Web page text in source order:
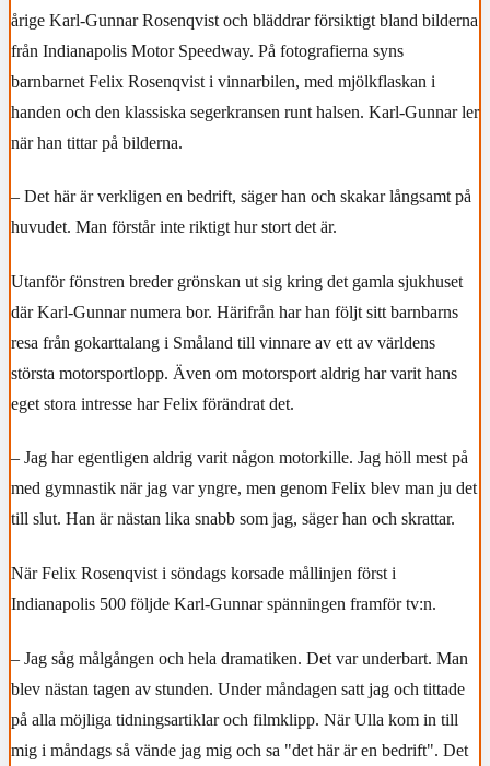
årige Karl-Gunnar Rosenqvist och bläddrar försiktigt bland bilderna
från Indianapolis Motor Speedway. På fotografierna syns
barnbarnet Felix Rosenqvist i vinnarbilen, med mjölkflaskan i
handen och den klassiska segerkransen runt halsen. Karl-Gunnar ler
när han tittar på bilderna.
– Det här är verkligen en bedrift, säger han och skakar långsamt på
huvudet. Man förstår inte riktigt hur stort det är.
Utanför fönstren breder grönskan ut sig kring det gamla sjukhuset
där Karl-Gunnar numera bor. Härifrån har han följt sitt barnbarns
resa från gokarttalang i Småland till vinnare av ett av världens
största motorsportlopp. Även om motorsport aldrig har varit hans
eget stora intresse har Felix förändrat det.
– Jag har egentligen aldrig varit någon motorkille. Jag höll mest på
med gymnastik när jag var yngre, men genom Felix blev man ju det
till slut. Han är nästan lika snabb som jag, säger han och skrattar.
När Felix Rosenqvist i söndags korsade mållinjen först i
Indianapolis 500 följde Karl-Gunnar spänningen framför tv:n.
– Jag såg målgången och hela dramatiken. Det var underbart. Man
blev nästan tagen av stunden. Under måndagen satt jag och tittade
på alla möjliga tidningsartiklar och filmklipp. När Ulla kom in till
mig i måndags så vände jag mig och sa "det här är en bedrift". Det